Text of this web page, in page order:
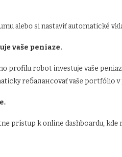
alebo si nastaviť automatické
vaše peniaze.
profilu robot investuje vaše
reбаланcovať vaše portfólio v
prístup k online dashboardu, kde